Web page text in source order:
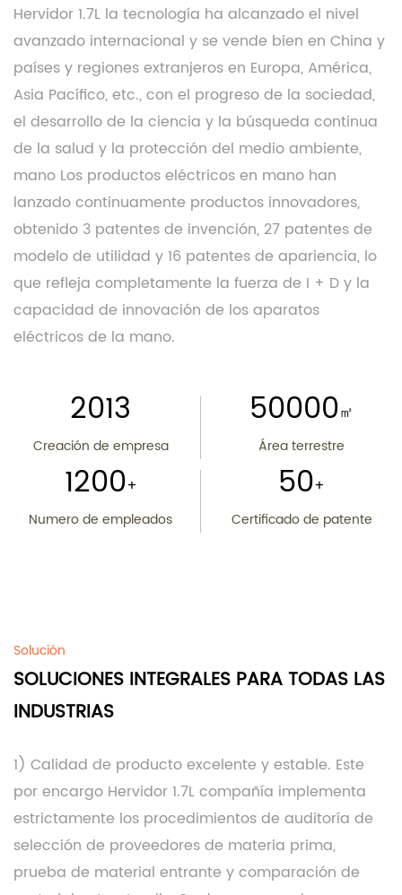
Hervidor 1.7L la tecnología ha alcanzado el nivel
avanzado internacional y se vende bien en China y
países y regiones extranjeros en Europa, América,
Asia Pacífico, etc., con el progreso de la sociedad,
el desarrollo de la ciencia y la búsqueda continua
de la salud y la protección del medio ambiente,
mano Los productos eléctricos en mano han
lanzado continuamente productos innovadores,
obtenido 3 patentes de invención, 27 patentes de
modelo de utilidad y 16 patentes de apariencia, lo
que refleja completamente la fuerza de I + D y la
capacidad de innovación de los aparatos
eléctricos de la mano.
2013
Creación de empresa
50000㎡
Área terrestre
1200+
Numero de empleados
50+
Certificado de patente
Solución
SOLUCIONES INTEGRALES PARA TODAS LAS
INDUSTRIAS
1) Calidad de producto excelente y estable. Este
por encargo Hervidor 1.7L compañía implementa
estrictamente los procedimientos de auditoría de
selección de proveedores de materia prima,
prueba de material entrante y comparación de